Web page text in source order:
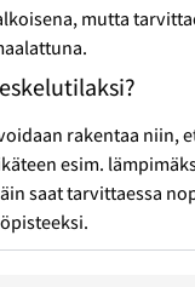
mutta
rakentaa niin,
esim.
saat tarvittaessa